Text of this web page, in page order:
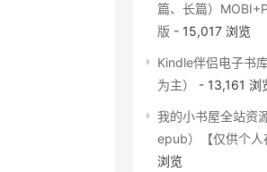
篇、长篇）
版 - 15,017 浏览
Kindle伴侣电子书
为主）
- 13,161 浏
我的小书屋全站资
epub）【仅供个人
浏览